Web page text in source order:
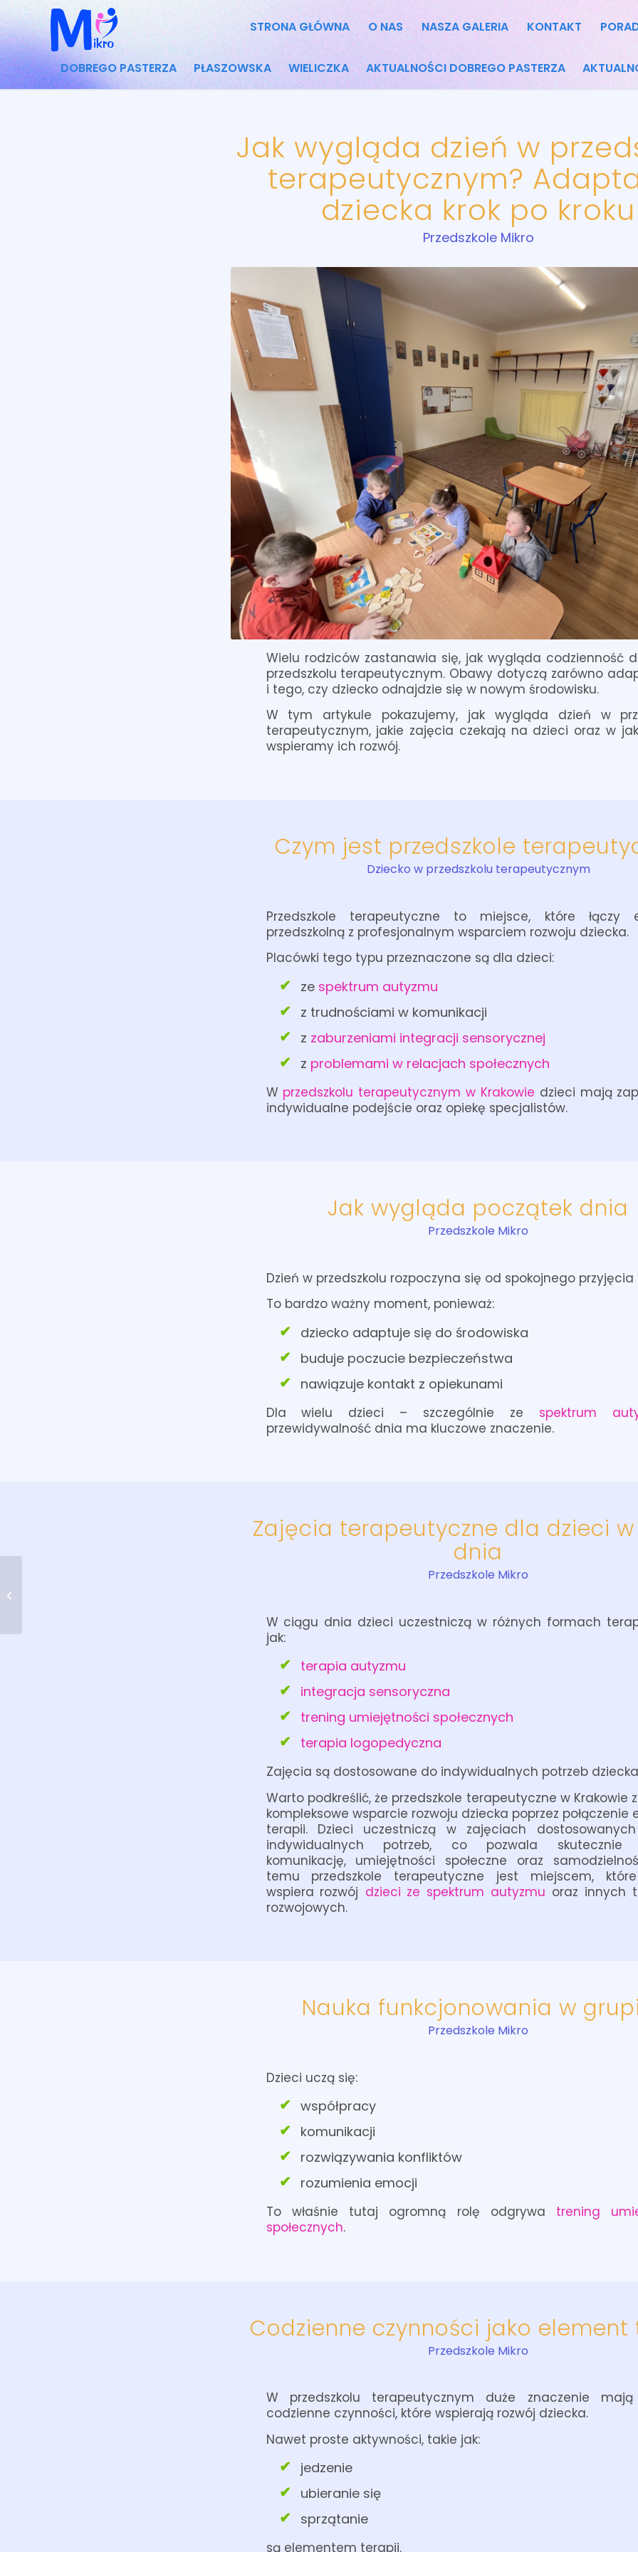
DOBREGO PASTERZA PŁASZOWSKA WIELICZKA AKTUALNOŚCI DOBREGO PASTERZA
STRONA GŁÓWNA O NAS NASZA GALERIA KONTAKT
Jak wygląda dzień w
terapeutycznym?
dziecka krok po kroku
Przedszkole Mikro
Wielu rodziców zastanawia się, jak wygląda codzienność
przedszkolu terapeutycznym. Obawy dotyczą zarówno
i tego, czy dziecko odnajdzie się w nowym środowisku.
W tym artykule pokazujemy, jak wygląda dzień w
terapeutycznym, jakie zajęcia czekają na dzieci oraz w
wspieramy ich rozwój.
Czym jest przedszkole
Dziecko w przedszkolu terapeutycznym
Przedszkole terapeutyczne to miejsce, które łączy
przedszkolną z profesjonalnym wsparciem rozwoju dziecka.
Placówki tego typu przeznaczone są dla dzieci:
ze spektrum autyzmu
z trudnościami w komunikacji
z zaburzeniami integracji sensorycznej
z problemami w relacjach społecznych
W przedszkolu terapeutycznym w Krakowie dzieci mają
indywidualne podejście oraz opiekę specjalistów.
Jak wygląda początek dnia
Przedszkole Mikro
Dzień w przedszkolu rozpoczyna się od spokojnego przyjęcia
To bardzo ważny moment, ponieważ:
dziecko adaptuje się do środowiska
buduje poczucie bezpieczeństwa
nawiązuje kontakt z opiekunami
Dla wielu dzieci – szczególnie ze spektrum
przewidywalność dnia ma kluczowe znaczenie.
Zajęcia terapeutyczne dla dzieci
dnia
Przedszkole Mikro
W ciągu dnia dzieci uczestniczą w różnych formach
jak:
terapia autyzmu
integracja sensoryczna
trening umiejętności społecznych
terapia logopedyczna
Zajęcia są dostosowane do indywidualnych potrzeb
Warto podkreślić, że przedszkole terapeutyczne w Krakowie
kompleksowe wsparcie rozwoju dziecka poprzez połączenie
terapii. Dzieci uczestniczą w zajęciach
indywidualnych potrzeb, co pozwala skutecznie
komunikację, umiejętności społeczne oraz
temu przedszkole terapeutyczne jest miejscem,
wspiera rozwój dzieci ze spektrum autyzmu oraz innych
rozwojowych.
Nauka funkcjonowania w
Przedszkole Mikro
Dzieci uczą się:
współpracy
komunikacji
rozwiązywania konfliktów
rozumienia emocji
To właśnie tutaj ogromną rolę odgrywa trening
społecznych.
Codzienne czynności jako element
Przedszkole Mikro
W przedszkolu terapeutycznym duże znaczenie mają
codzienne czynności, które wspierają rozwój dziecka.
Nawet proste aktywności, takie jak:
jedzenie
ubieranie się
sprzątanie
są elementem terapii.